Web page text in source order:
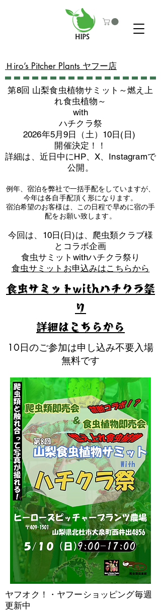
​Ｈiro’s Pitcher Plants ヤフー店
ヤフオク！・ヤフーショッピング毎週
更新中
第8回 山梨食虫植物サミット～燃え上
れ食虫植物～
with
​ハチクラ祭
2026年5月9日（土）10日(日)
​開催決定！！
詳細は、近日中にHP、X、Instagramで
公開。
例年、宿泊を弊社で一括手配をしていますが、
今年は各自手配頂く形になります。
​宿泊希望のお客様は、この日程で早めに宿の手
配をお願い致します。
​今回は、10日(日)は、爬虫類クラブ様
とコラボ企画
​食虫サミットwithハチクラ祭り
食虫サミットお申込みはこちらから
10日のご参加は申し込み不要入場
無料です
食虫サミットwithハチクラ祭
り
​詳細はこちらから